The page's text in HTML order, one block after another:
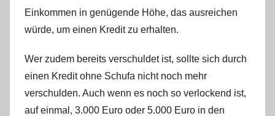
Einkommen in genügende Höhe, das ausreichen
würde, um einen Kredit zu erhalten.
Wer zudem bereits verschuldet ist, sollte sich durch
einen Kredit ohne Schufa nicht noch mehr
verschulden. Auch wenn es noch so verlockend ist,
auf einmal, 3.000 Euro oder 5.000 Euro in den